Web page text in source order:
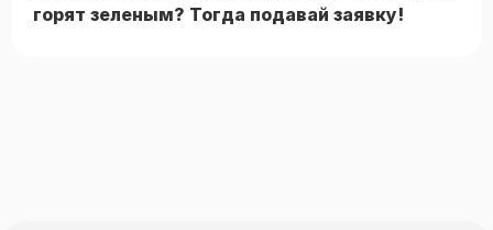
горят зеленым? Тогда подавай заявку!